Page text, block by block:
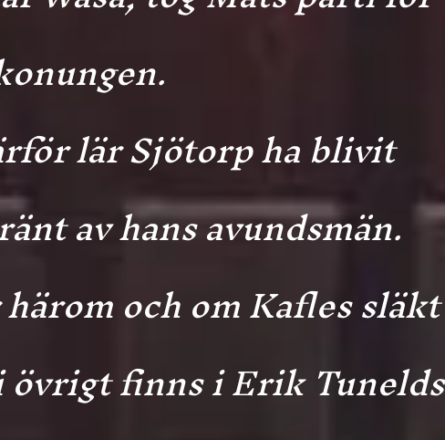
lär Sjötorp ha blivit
av hans avundsmän.
och om Kafles släkt
finns i Erik Tunelds